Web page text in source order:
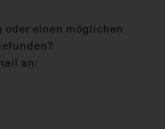
oder einen möglichen
an: